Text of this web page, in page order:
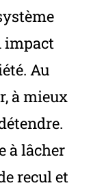
impact
Au
à mieux
à lâcher
recul et